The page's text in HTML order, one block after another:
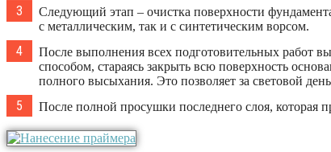
Следующий этап – очистка поверхности
с металлическим, так и с синтетическим ворсом.
После выполнения всех подготовительных работ
способом, стараясь закрыть всю поверхность
полного высыхания. Это позволяет за световой
После полной просушки последнего слоя, которая